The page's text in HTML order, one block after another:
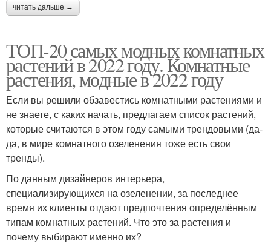
читать дальше →
ТОП-20 самых модных комнатных
растений в 2022 году. Комнатные
растения, модные в 2022 году
Если вы решили обзавестись комнатными растениями и
не знаете, с каких начать, предлагаем список растений,
которые считаются в этом году самыми трендовыми (да-
да, в мире комнатного озеленения тоже есть свои
тренды).
По данным дизайнеров интерьера,
специализирующихся на озеленении, за последнее
время их клиенты отдают предпочтения определённым
типам комнатных растений. Что это за растения и
почему выбирают именно их?